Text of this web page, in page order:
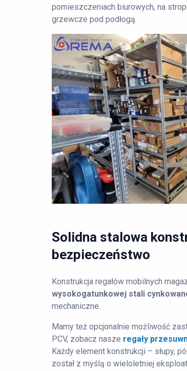
pomieszczeniach biurowych, na
grzewcze pod podłogą.
Solidna stalowa
bezpieczeństwo
Konstrukcja regałów mobilnych
wysokogatunkowej stali
mechaniczne.
Mamy też opcjonalnie możliwość
PCV, zobacz nasze regały
Każdy element konstrukcji – słupy,
został z myślą o wieloletniej